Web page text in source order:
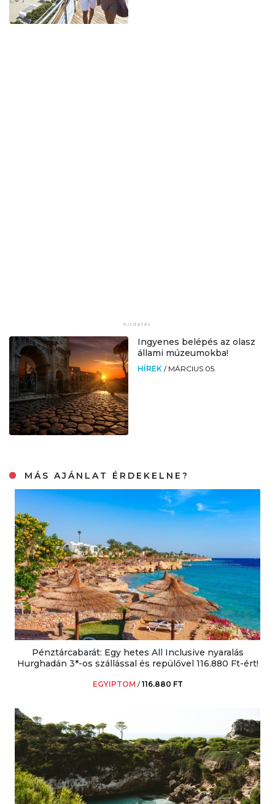
Ingyenes belépés az olasz
állami múzeumokba!
HÍREK / MÁRCIUS 05.
MÁS AJÁNLAT ÉRDEKELNE?
Pénztárcabarát: Egy hetes All Inclusive nyaralás
Hurghadán 3*-os szállással és repülővel 116.880 Ft-ért!
EGYIPTOM /116.880 FT